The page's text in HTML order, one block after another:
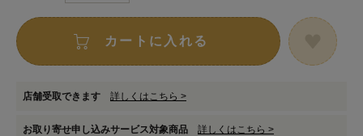
カートに入れる
店舗受取できます 詳しくはこちら >
お取り寄せ申し込みサービス対象商品 詳しくはこちら >